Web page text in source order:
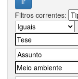
Filtros correntes: